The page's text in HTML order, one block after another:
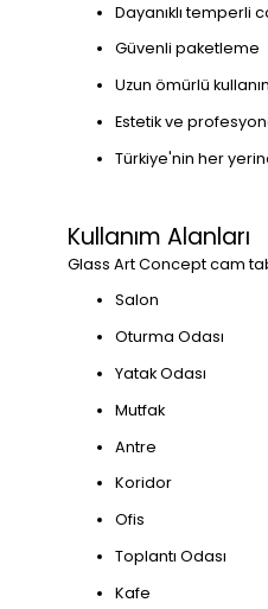
Dayanıklı temperli
Güvenli paketleme
Uzun ömürlü
Estetik ve
Türkiye'nin her
Kullanım Alanları
Glass Art Concept cam
Salon
Oturma Odası
Yatak Odası
Mutfak
Antre
Koridor
Ofis
Toplantı Odası
Kafe